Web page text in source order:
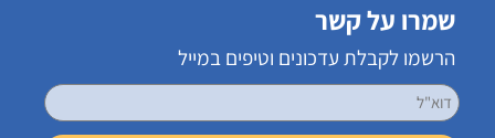
שמרו על קשר
הרשמו לקבלת עדכונים וטיפים במייל